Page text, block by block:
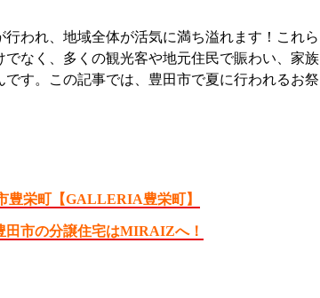
われ、地域全体が活気に満ち溢れます！これら
なく、多くの観光客や地元住民で賑わい、家族
す。この記事では、豊田市で夏に行われるお祭
豊栄町【GALLERIA豊栄町】
田市の分譲住宅はMIRAIZへ！